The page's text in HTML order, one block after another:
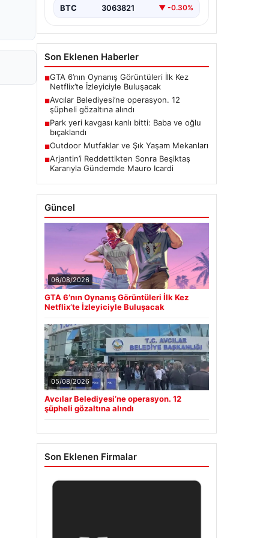
BTC 3063821 ▼ -0.30%
Son Eklenen Haberler
■GTA 6’nın Oynanış Görüntüleri İlk Kez
Netflix’te İzleyiciyle Buluşacak
■Avcılar Belediyesi’ne operasyon. 12
şüpheli gözaltına alındı
■Park yeri kavgası kanlı bitti: Baba ve oğlu
bıçaklandı
■Outdoor Mutfaklar ve Şık Yaşam Mekanları
■Arjantin’i Reddettikten Sonra Beşiktaş
Kararıyla Gündemde Mauro Icardi
Güncel
06/08/2026
GTA 6’nın Oynanış Görüntüleri İlk Kez
Netflix’te İzleyiciyle Buluşacak
05/08/2026
Avcılar Belediyesi’ne operasyon. 12
şüpheli gözaltına alındı
Son Eklenen Firmalar